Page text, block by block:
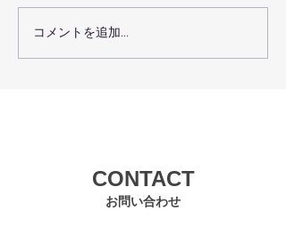
７月３０日（金）のレッ
スン予定
コメントを追加…
お問い合わせ
CONTACT